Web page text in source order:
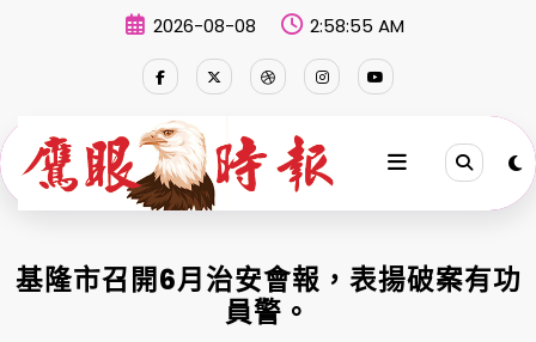
2026-08-08 2:58:56 AM
基隆市召開6月治安會報，表揚破案有功
員警。